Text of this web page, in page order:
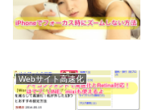
Webサイト高速化